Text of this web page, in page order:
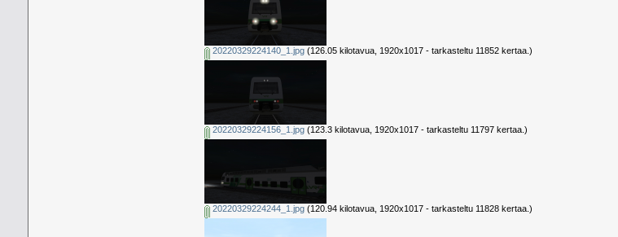
20220329224140_1.jpg (126.05 kilotavua, 1920x1017 - tarkasteltu 11852 kertaa.)
20220329224156_1.jpg (123.3 kilotavua, 1920x1017 - tarkasteltu 11797 kertaa.)
20220329224244_1.jpg (120.94 kilotavua, 1920x1017 - tarkasteltu 11828 kertaa.)